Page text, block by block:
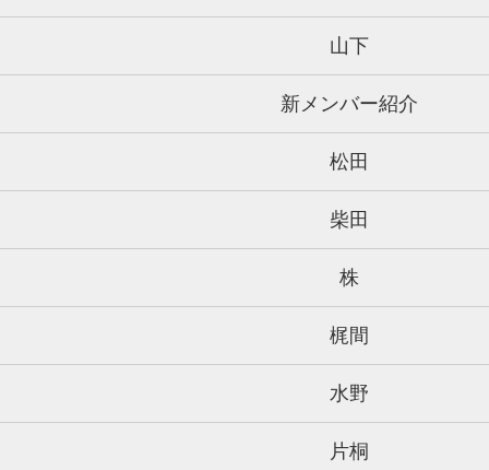
山下
新メンバー紹介
松田
柴田
株
梶間
水野
片桐